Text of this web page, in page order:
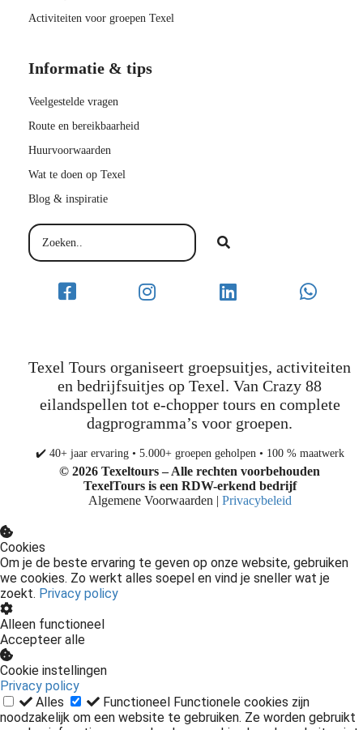
Activiteiten voor groepen Texel
Informatie & tips
Veelgestelde vragen
Route en bereikbaarheid
Huurvoorwaarden
Wat te doen op Texel
Blog & inspiratie
Texel Tours organiseert groepsuitjes, activiteiten
en bedrijfsuitjes op Texel. Van Crazy 88
eilandspellen tot e-chopper tours en complete
dagprogramma’s voor groepen.
✔️ 40+ jaar ervaring • 5.000+ groepen geholpen • 100 % maatwerk
© 2026 Texeltours – Alle rechten voorbehouden
TexelTours is een RDW-erkend bedrijf
Algemene Voorwaarden | Privacybeleid
Cookies
Om je de beste ervaring te geven op onze website, gebruiken
we cookies. Zo werkt alles soepel en vind je sneller wat je
zoekt. Privacy policy
Alleen functioneel
Accepteer alle
Cookie instellingen
Privacy policy
Alles
Functioneel Functionele cookies zijn
noodzakelijk om een website te gebruiken. Ze worden gebruikt